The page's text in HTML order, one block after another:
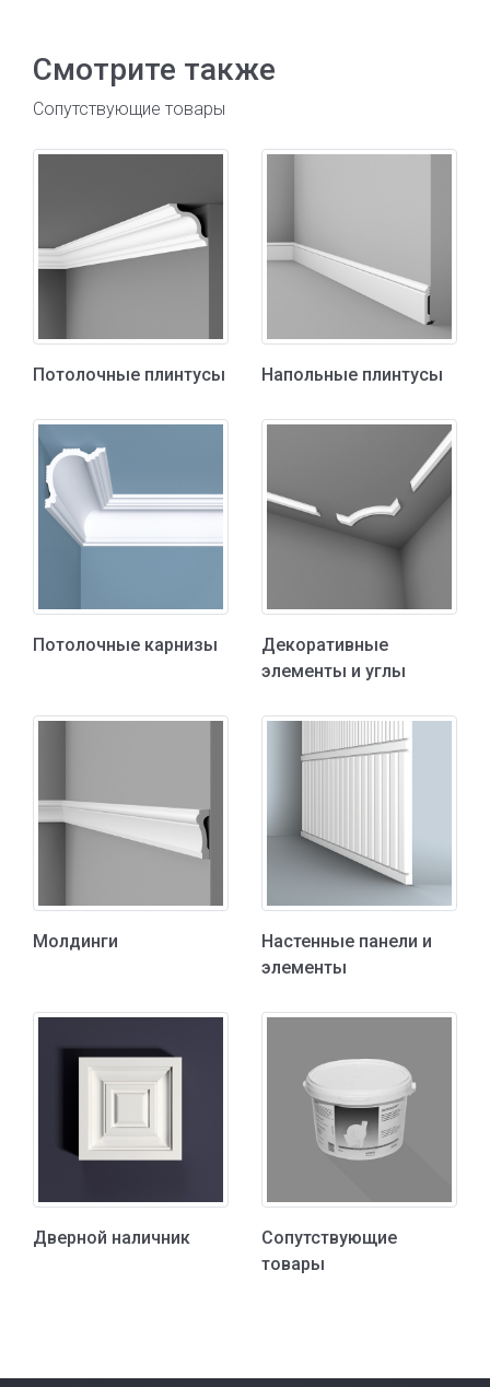
Смотрите также
Сопутствующие товары
Потолочные плинтусы Напольные плинтусы
Потолочные карнизы
Декоративные
элементы и углы
Молдинги
Настенные панели и
элементы
Дверной наличник
Сопутствующие
товары